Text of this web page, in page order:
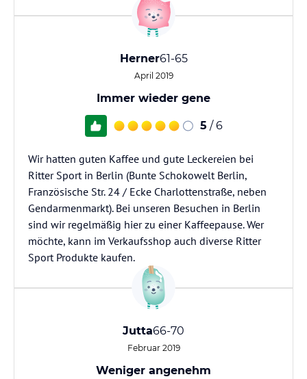
Herner61-65
April 2019
Immer wieder gene
5 / 6
Wir hatten guten Kaffee und gute Leckereien bei
Ritter Sport in Berlin (Bunte Schokowelt Berlin,
Französische Str. 24 / Ecke Charlottenstraße, neben
Gendarmenmarkt). Bei unseren Besuchen in Berlin
sind wir regelmäßig hier zu einer Kaffeepause. Wer
möchte, kann im Verkaufsshop auch diverse Ritter
Sport Produkte kaufen.
Jutta66-70
Februar 2019
Weniger angenehm